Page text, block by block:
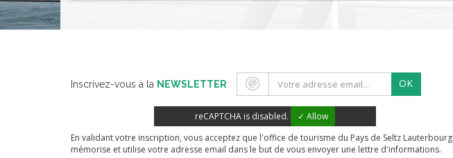
Inscrivez-vous à la NEWSLETTER OK
reCAPTCHA is disabled.
✓ Allow
En validant votre inscription, vous acceptez que l'office de tourisme du Pays de Seltz Lauterbourg
mémorise et utilise votre adresse email dans le but de vous envoyer une lettre d'informations.